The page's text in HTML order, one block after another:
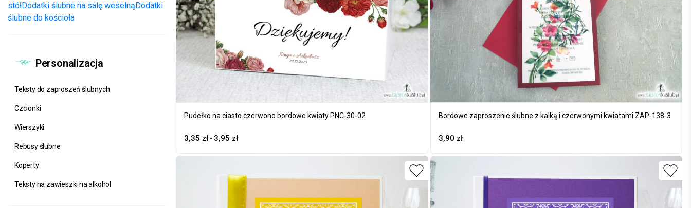
stółDodatki ślubne na salę weselnąDodatki
ślubne do kościoła
Personalizacja
Teksty do zaproszeń ślubnych
Czcionki
Wierszyki
Rebusy ślubne
Koperty
Teksty na zawieszki na alkohol
Pudełko na ciasto czerwono bordowe kwiaty PNC-30-02
3,35 zł- 3,95 zł
Bordowe zaproszenie ślubne z kalką i czerwonymi kwiatami ZAP-138-3
3,90 zł